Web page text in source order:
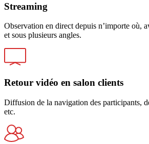
Streaming
Observation en direct depuis n’importe où,
et sous plusieurs angles.
Retour vidéo en salon clients
Diffusion de la navigation des participants,
etc.